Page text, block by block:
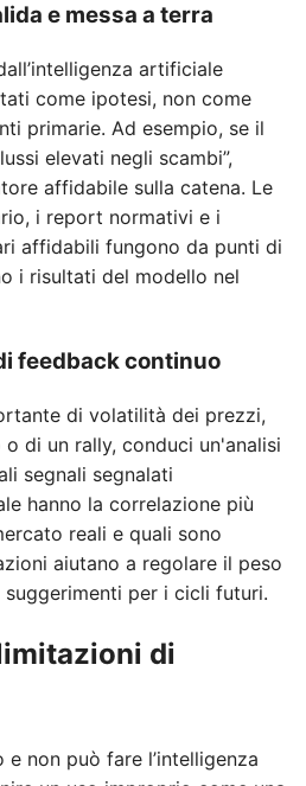
e messa a terra
artificiale
come ipotesi, non come
primarie. Ad esempio, se il
elevati negli scambi”,
affidabile sulla catena. Le
i report normativi e i
affidabili fungono da punti di
i risultati del modello nel
feedback continuo
di volatilità dei prezzi,
di un rally, conduci un'analisi
segnali segnalati
hanno la correlazione più
reali e quali sono
aiutano a regolare il peso
per i cicli futuri.
di
non può fare l’intelligenza